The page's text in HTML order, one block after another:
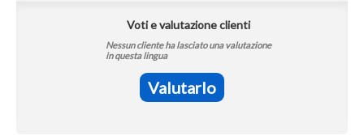
Voti e valutazione clienti
Nessun cliente ha lasciato una valutazione
in questa lingua
Valutarlo